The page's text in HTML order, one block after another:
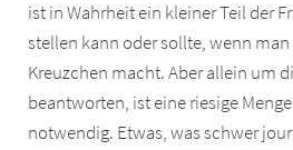
ist in Wahrheit ein kleiner Teil der
stellen kann oder sollte, wenn man
Kreuzchen macht. Aber allein um
beantworten, ist eine riesige
notwendig. Etwas, was schwer